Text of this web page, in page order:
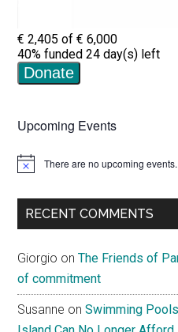
Upcoming Events
Notice There are no upcoming events.
RECENT COMMENTS
Giorgio onThe Friends of
of commitment
Susanne onSwimming